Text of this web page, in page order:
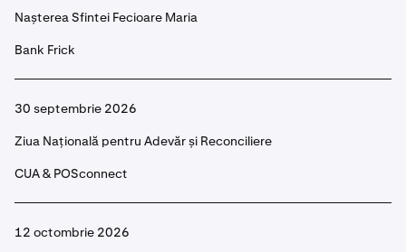
Nașterea Sfintei Fecioare Maria
Bank Frick
30 septembrie 2026
Ziua Națională pentru Adevăr și Reconciliere
CUA & POSconnect
12 octombrie 2026